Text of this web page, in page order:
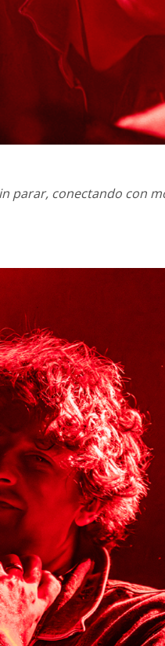
parar, conectando con